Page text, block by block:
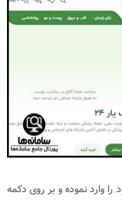
وارد نموده و بر روی دکمه